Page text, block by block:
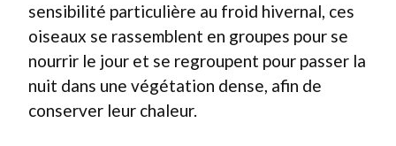
sensibilité particulière au froid hivernal, ces
oiseaux se rassemblent en groupes pour se
nourrir le jour et se regroupent pour passer la
nuit dans une végétation dense, afin de
conserver leur chaleur.